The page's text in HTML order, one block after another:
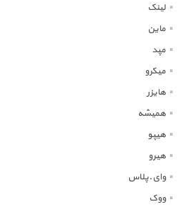
لینک
ماین
مپد
میکرو
هایزر
همیشه
هیپو
هیرو
وای.پلاس
ووک